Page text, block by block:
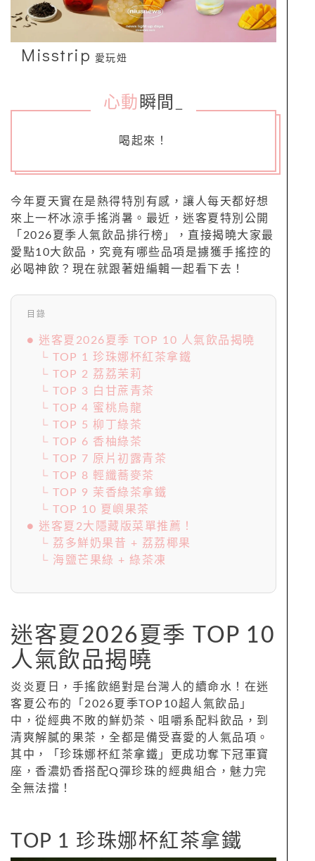
Misstrip 愛玩妞
心動 瞬間
喝起來！
今年夏天實在是熱得特別有感，讓人每天都好想
來上一杯冰涼手搖消暑。最近，迷客夏特別公開
「2026夏季人氣飲品排行榜」，直接揭曉大家最
愛點10大飲品，究竟有哪些品項是擄獲手搖控的
必喝神飲？現在就跟著妞編輯一起看下去！
目錄
● 迷客夏2026夏季 TOP 10 人氣飲品揭曉
└ TOP 1 珍珠娜杯紅茶拿鐵
└ TOP 2 荔荔茉莉
└ TOP 3 白甘蔗青茶
└ TOP 4 蜜桃烏龍
└ TOP 5 柳丁綠茶
└ TOP 6 香柚綠茶
└ TOP 7 原片初露青茶
└ TOP 8 輕纖蕎麥茶
└ TOP 9 茉香綠茶拿鐵
└ TOP 10 夏嶼果茶
● 迷客夏2大隱藏版菜單推薦！
└ 荔多鮮奶果昔 + 荔荔椰果
└ 海鹽芒果綠 + 綠茶凍
迷客夏2026夏季 TOP 10
人氣飲品揭曉
炎炎夏日，手搖飲絕對是台灣人的續命水！在迷
客夏公布的「2026夏季TOP10超人氣飲品」
中，從經典不敗的鮮奶茶、咀嚼系配料飲品，到
清爽解膩的果茶，全都是備受喜愛的人氣品項。
其中，「珍珠娜杯紅茶拿鐵」更成功奪下冠軍寶
座，香濃奶香搭配Q彈珍珠的經典組合，魅力完
全無法擋！
TOP 1 珍珠娜杯紅茶拿鐵